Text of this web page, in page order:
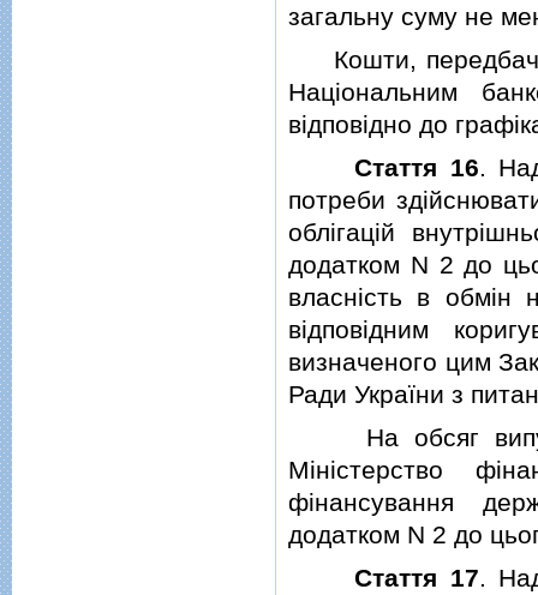
загальну суму не
Кошти,
Нацiональним
вiдповiдно до
Стаття 16.
потреби
облiгацiй
додатком N 2 до
власнiсть в обмiн
вiдповiдним
визначеного цим
Ради України з
На обсяг
Мiнiстерство
фiнансування
додатком N 2 до
Стаття 17.